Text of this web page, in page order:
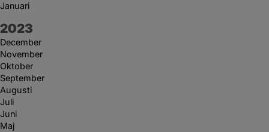
Januari
År:
2023
December
November
Oktober
September
Augusti
Juli
Juni
Maj